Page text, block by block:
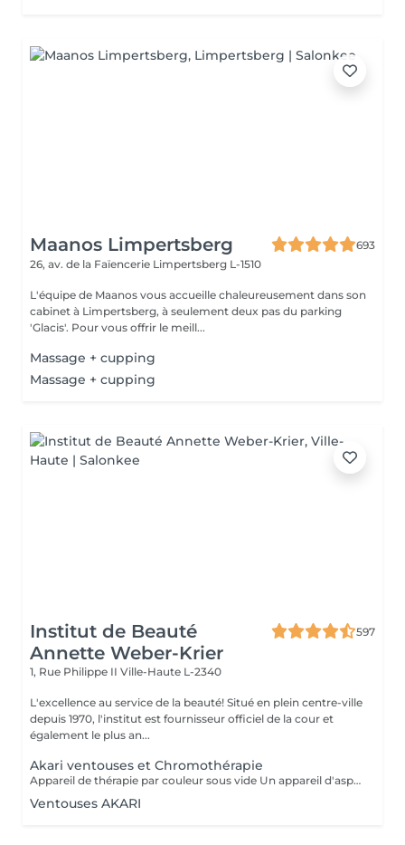
Maanos Limpertsberg
693
26, av. de la Faïencerie Limpertsberg L-1510
L'équipe de Maanos vous accueille chaleureusement dans son
cabinet à Limpertsberg, à seulement deux pas du parking
'Glacis'. Pour vous offrir le meill...
Massage + cupping
Massage + cupping
Institut de Beauté
Annette Weber-Krier
597
1, Rue Philippe II Ville-Haute L-2340
L'excellence au service de la beauté! Situé en plein centre-ville
depuis 1970, l'institut est fournisseur officiel de la cour et
également le plus an...
Akari ventouses et Chromothérapie
Appareil de thérapie par couleur sous vide Un appareil d'aspiration - complété avec 21 couleurs (barre de couleurs Akari). APPLICATIONS En cosmétique, en massage, en physiothérapie et dans le domaine médical. AVANTAGE En raison du vide, de la levée sans pression, la circulation sanguine et la lymphe sont stimulées. Ce vide est constant, finement contrôlé et réglable. Il a un train doux. Cela signifie qu'il peut également être utilisé sur les zones les plus sensibles - cicatrices, contour des yeux, lèvres, zones douloureuses ... APPLICATIONS POSSIBLES EN COSMÉTIQUE, Pour resserrer et affiner le visage (rides autour des yeux et des lèvres), cou et décolleté les bras supérieurs , ventre , hanche , cellulite DANS LE MASSAGE, drainage , réflexologie , tissu conjonctif, le drainage lymphatique , compensation des méridiens , dans les blessures sportives Pour le post-traitement des opérations faciales Possibilité d'utiliser une pyramide de cristal de roche pour faire des stimulations de couleur.
Ventouses AKARI